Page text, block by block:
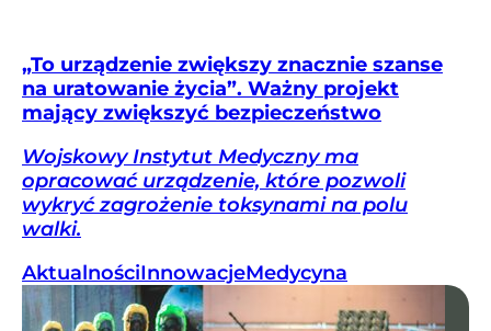
„To urządzenie zwiększy znacznie szanse
na uratowanie życia”. Ważny projekt
mający zwiększyć bezpieczeństwo
Wojskowy Instytut Medyczny ma
opracować urządzenie, które pozwoli
wykryć zagrożenie toksynami na polu
walki.
AktualnościInnowacjeMedycyna